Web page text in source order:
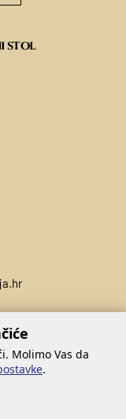
stol
Molimo Vas da
.